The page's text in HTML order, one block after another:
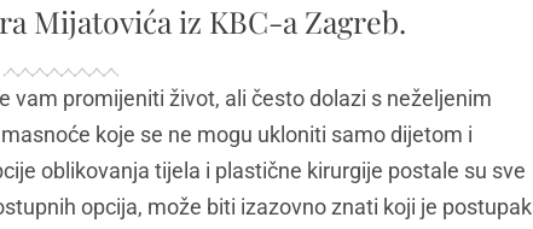
Mijatovića iz KBC-a Zagreb.
vam promijeniti život, ali često dolazi s neželjenim
koje se ne mogu ukloniti samo dijetom i
oblikovanja tijela i plastične kirurgije postale su sve
opcija, može biti izazovno znati koji je postupak